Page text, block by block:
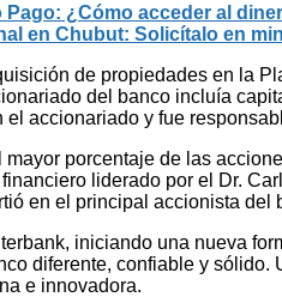
¿Cómo acceder al
en Chubut: Solicítalo en
de propiedades en la
del banco incluía
accionariado y fue
porcentaje de las
liderado por el Dr.
en el principal accionista
iniciando una nueva
diferente, confiable y
e innovadora.